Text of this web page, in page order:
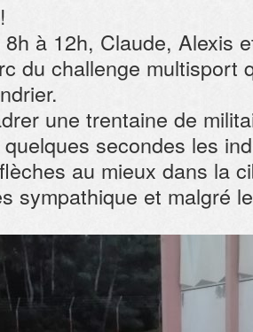
à 12h, Claude, Alexis
du challenge multisport
une trentaine de
secondes les
au mieux dans la
sympathique et malgré